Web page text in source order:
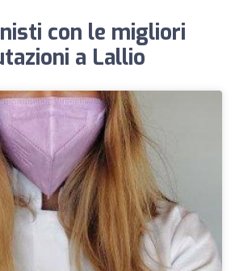
con le migliori
a Lallio